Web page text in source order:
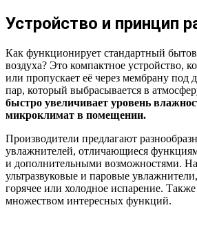
Устройство и принцип
Как функционирует стандартный
воздуха? Это компактное устройство,
или пропускает её через мембрану под
пар, который выбрасывается в
быстро увеличивает уровень
микроклимат в помещении.
Производители предлагают
увлажнителей, отличающиеся
и дополнительными возможностями.
ультразвуковые и паровые
горячее или холодное испарение.
множеством интересных функций.